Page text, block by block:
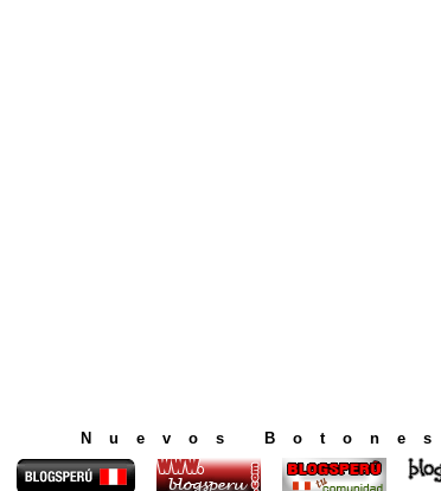
Nuevos Botones